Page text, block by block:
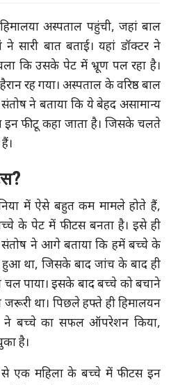
अस्पताल पहुंची, जहां बाल
ने सारी बात बताई। यहां डॉक्टर ने
कि उसके पेट में भ्रूण पल रहा है।
रह गया। अस्पताल के वरिष्ठ बाल
ने बताया कि ये बेहद असामान्य
इन फीटू कहा जाता है। जिसके चलते
में ऐसे बहुत कम मामले होते हैं,
के पेट में फीटस बनता है। इसे ही
ने आगे बताया कि हमें बच्चे के
था, जिसके बाद जांच के बाद ही
पाया। इसके बाद बच्चे को बचाने
था। पिछले हफ्ते ही हिमालयन
ने बच्चे का सफल ऑपरेशन किया,
है।
एक महिला के बच्चे में फीटस इन